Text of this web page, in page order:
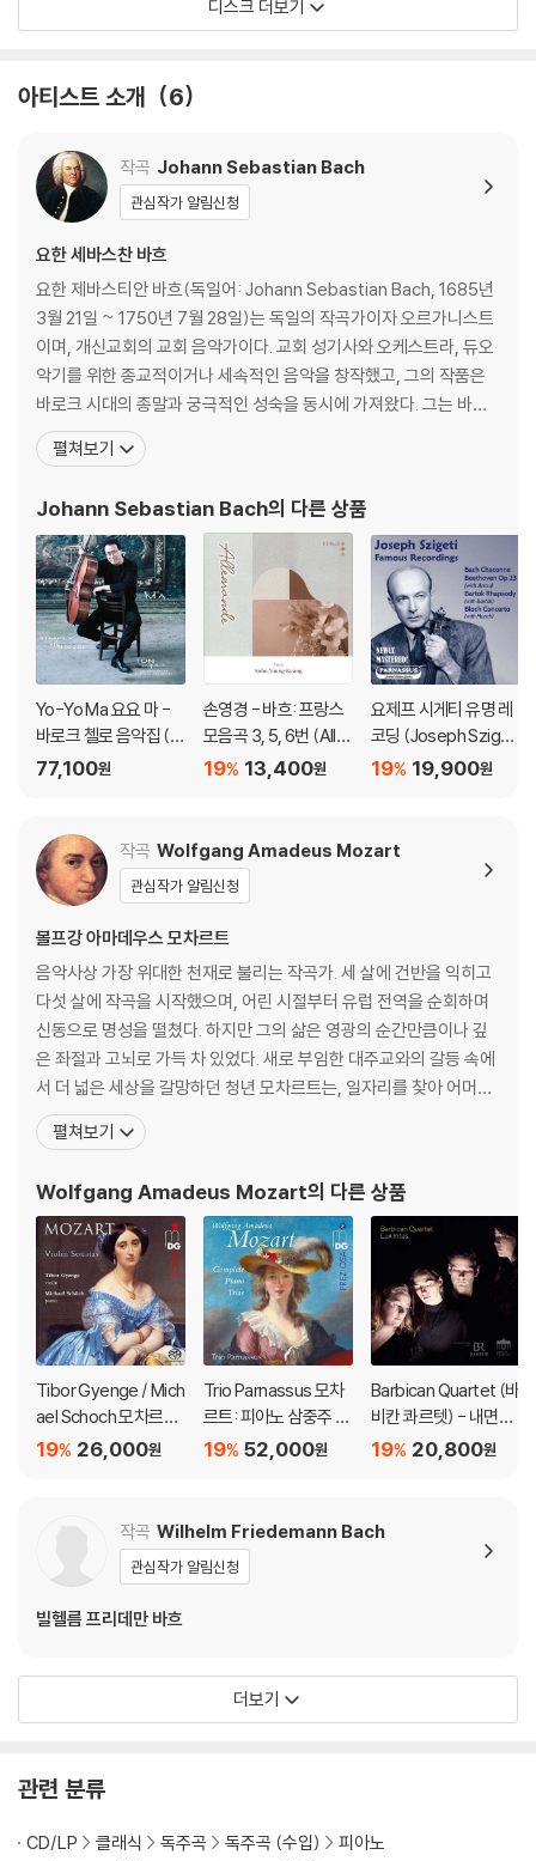
1) 열을 가하여 제작하는 바이닐 공정 특성상 디스크 표면이 미세하게 울
가능합니다.
지되도록 디스크 센터 홀 구경이 작게 제작되는 경우가 있습니다. 턴테이
블 스핀들에 맞지 않는 경우에는 전용 제품 등을 이용하여 센터 홀을 조정
하시면 해결됩니다.
3) 디스크에 미세한 잔 흠집이 남아있거나 인쇄 면이 깨끗하지 않은 경우
가 있으며, 이는 상품의 불량이 아닙니다. 단, 재생에 이상이 있는 경우에는
불량으로 인한 반품/교환이 가능합니다
※ 컬러 디스크
아래에 해당하는 경우는 불량이 아니므로 개봉 후 반품/교환이 불가합니
1) 컬러 디스크는 웹 이미지와 실제 색상이 차이가 날 수 있습니다.
있습니다.
3) 컬러 디스크는 제작 과정에서 다른 색상 염료가 섞여 얼룩과 번짐, 반점
등이 발생할 수 있습니다.
※ 반품/교환 안내
1) 불량으로 인한 반품/교환 요청 시에는 불량 확인을 위해 개봉 시의 동영
상을 요청할 수 있으며, 동영상이 없는 경우 반품/교환이 제한될 수 있습니
다.
관련 사진과 동영상 및 재생 기기 모델명을 첨부하여 첨부하여 고객센터에
문의 바랍니다.
디스크 더보기
아티스트 소개 6
작곡 Johann Sebastian Bach
관심작가 알림신청
요한 세바스찬 바흐
요한 제바스티안 바흐(독일어: Johann Sebastian Bach, 1685년
3월 21일 ~ 1750년 7월 28일)는 독일의 작곡가이자 오르가니스트
이며, 개신교회의 교회 음악가이다. 교회 성기사와 오케스트라, 듀오
악기를 위한 종교적이거나 세속적인 음악을 창작했고, 그의 작품은
바로크 시대의 종말과 궁극적인 성숙을 동시에 가져왔다. 그는 바로
크 시대의 최후에 위치하는 대가로서, 일반적인 작품은 독일음악의
전통에 깊이 뿌리박고 있을 뿐 아니라, 그 위에 이탈리아나 프랑스의
였다. 종교적 작품은 기존 구교 음
펼쳐보기
Johann Sebastian Bach의 다른 상품
Yo-Yo Ma 요요 마 -
바로크 첼로 음악집 (Si
mply Baroque) [청록
77,100원
손영경 - 바흐: 프랑스
모음곡 3, 5, 6번 (Alle
mande)13,400원
19%
요제프 시게티 유명 레
코딩 (Joseph Szigeti
Famous Recording
19,900원
19%
작곡 Wolfgang Amadeus Mozart
관심작가 알림신청
볼프강 아마데우스 모차르트
음악사상 가장 위대한 천재로 불리는 작곡가. 세 살에 건반을 익히고
다섯 살에 작곡을 시작했으며, 어린 시절부터 유럽 전역을 순회하며
신동으로 명성을 떨쳤다. 하지만 그의 삶은 영광의 순간만큼이나 깊
은 좌절과 고뇌로 가득 차 있었다. 새로 부임한 대주교와의 갈등 속에
서 더 넓은 세상을 갈망하던 청년 모차르트는, 일자리를 찾아 어머니
와 함께 만하임과 파리로 긴 여행을 떠난다. 그러나 그를 기다리고 있
던 것은 첫사랑의 배신과, 낯선 도시 파리에서 마주한 어머니의 비극
의 순간, 모차르트는 자신의 가장 가까운 친구
펼쳐보기
Wolfgang Amadeus Mozart의 다른 상품
Tibor Gyenge / Mich
ael Schoch 모차르트:
바이올린 소나타집 (M
26,000원
19%
Trio Parnassus 모차
르트: 피아노 삼중주 전
곡 (Mozart: Comple
52,000원
19%
Barbican Quartet (바
비칸 콰르텟) - 내면의
빛 (Lux Intus)
20,800원
19%
작곡 Wilhelm Friedemann Bach
관심작가 알림신청
빌헬름 프리데만 바흐
더보기
관련 분류
CD/LP 클래식 독주곡 독주곡 (수입)
피아노